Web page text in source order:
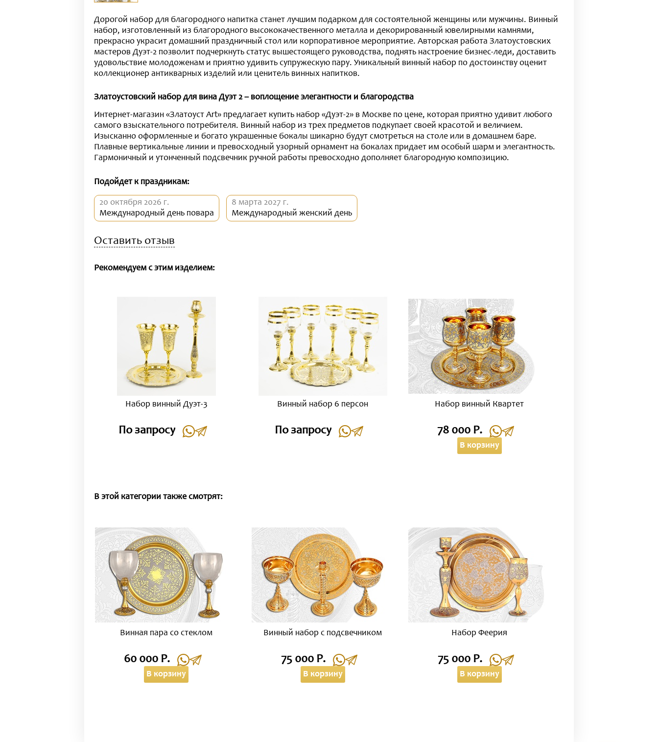
Дорогой набор для благородного напитка станет лучшим подарком для состоятельной женщины или мужчины. Винный
набор, изготовленный из благородного высококачественного металла и декорированный ювелирными камнями,
прекрасно украсит домашний праздничный стол или корпоративное мероприятие. Авторская работа Златоустовских
мастеров Дуэт-2 позволит подчеркнуть статус вышестоящего руководства, поднять настроение бизнес-леди, доставить
удовольствие молодоженам и приятно удивить супружескую пару. Уникальный винный набор по достоинству оценит
коллекционер антикварных изделий или ценитель винных напитков.
Златоустовский набор для вина Дуэт 2 – воплощение элегантности и благородства
Интернет-магазин «Златоуст Art» предлагает купить набор «Дуэт-2» в Москве по цене, которая приятно удивит любого
самого взыскательного потребителя. Винный набор из трех предметов подкупает своей красотой и величием.
Изысканно оформленные и богато украшенные бокалы шикарно будут смотреться на столе или в домашнем баре.
Плавные вертикальные линии и превосходный узорный орнамент на бокалах придает им особый шарм и элегантность.
Гармоничный и утонченный подсвечник ручной работы превосходно дополняет благородную композицию.
Подойдет к праздникам:
20 октября 2026 г.
Международный день повара
8 марта 2027 г.
Международный женский день
Оставить отзыв
Рекомендуем с этим изделием:
Набор винный Дуэт-3
По запросу
Винный набор 6 персон
По запросу
Набор винный Квартет
78 000 Р.
В корзину
В этой категории также смотрят:
Винная пара со стеклом
60 000 Р.
В корзину
Винный набор с подсвечником
75 000 Р.
В корзину
Набор Феерия
75 000 Р.
В корзину